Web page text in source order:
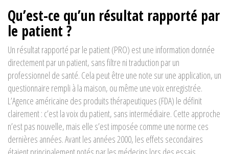
Qu’est-ce qu’un résultat rapporté par
le patient ?
Un résultat rapporté par le patient (PRO) est une information donnée
directement par un patient, sans filtre ni traduction par un
professionnel de santé. Cela peut être une note sur une application, un
questionnaire rempli à la maison, ou même une voix enregistrée.
L’Agence américaine des produits thérapeutiques (FDA) le définit
clairement : c’est la voix du patient, sans intermédiaire. Cette approche
n’est pas nouvelle, mais elle s’est imposée comme une norme ces
dernières années. Avant les années 2000, les effets secondaires